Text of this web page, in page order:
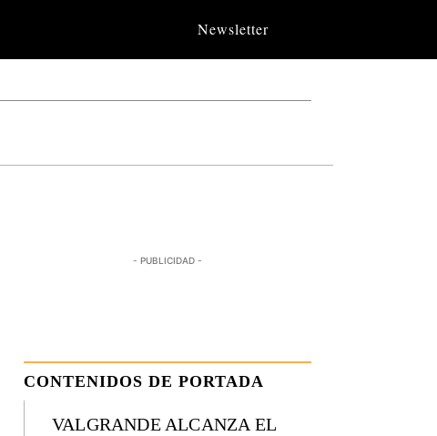
Newsletter
- PUBLICIDAD -
CONTENIDOS DE PORTADA
VALGRANDE ALCANZA EL